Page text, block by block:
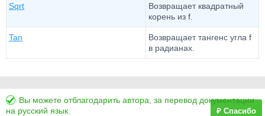
Sqrt
Возвращает квадратный
корень из f.
Tan
Возвращает тангенс угла f
в радианах.
Вы можете отблагодарить автора, за перевод документации
на русский язык.
₽ Спасибо